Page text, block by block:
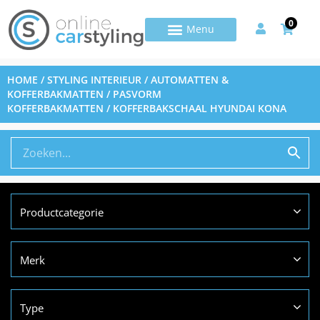
0
HOME /STYLING INTERIEUR /AUTOMATTEN &
KOFFERBAKMATTEN / PASVORM
KOFFERBAKMATTEN / KOFFERBAKSCHAAL HYUNDAI KONA
Productcategorie
Merk
Type